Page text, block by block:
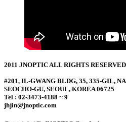
2011 JNOPTIC ALL RIGHTS RESERVED
#201, IL-GWANG BLDG, 35, 335-GIL,
SEOCHO-GU, SEOUL, KOREA 06725
Tel : 02-3473-4188 ~ 9
jhjin@jnoptic.com